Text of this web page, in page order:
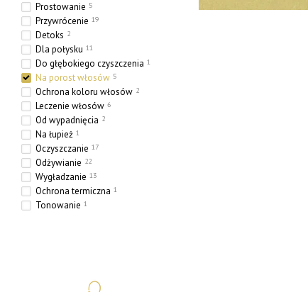
Prostowanie 5
Przywrócenie 19
Detoks 2
Dla połysku 11
Do głębokiego czyszczenia 1
Na porost włosów 5
Ochrona koloru włosów 2
Leczenie włosów 6
Od wypadnięcia 2
Na łupież 1
Oczyszczanie 17
Odżywianie 22
Wygładzanie 13
Ochrona termiczna 1
Tonowanie 1